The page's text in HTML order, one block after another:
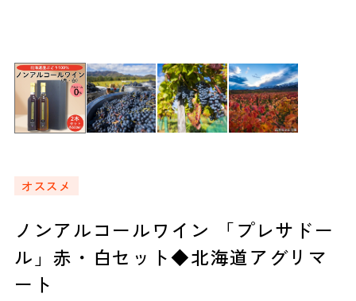
オススメ
ノンアルコールワイン 「プレサドー
ル」赤・白セット◆北海道アグリマ
ート